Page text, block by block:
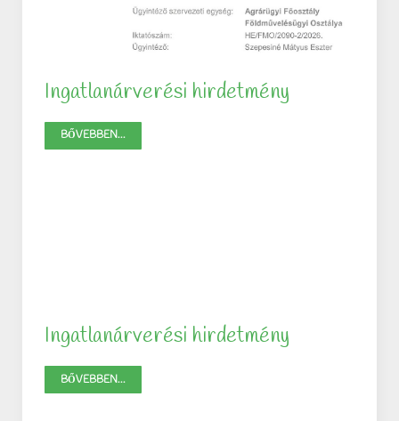
Ingatlanárverési hirdetmény
BŐVEBBEN...
Ingatlanárverési hirdetmény
BŐVEBBEN...